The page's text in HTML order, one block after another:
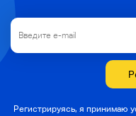
Регистрируясь, я принимаю